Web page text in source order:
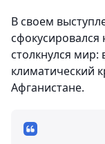
В своем
сфокусировался
столкнулся мир:
климатический
Афганистане.